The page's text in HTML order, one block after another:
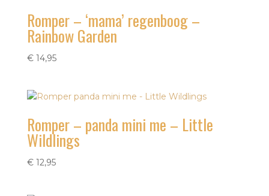
Romper – ‘mama’ regenboog –
Rainbow Garden
€14,95
Romper – panda mini me – Little
Wildlings
€12,95